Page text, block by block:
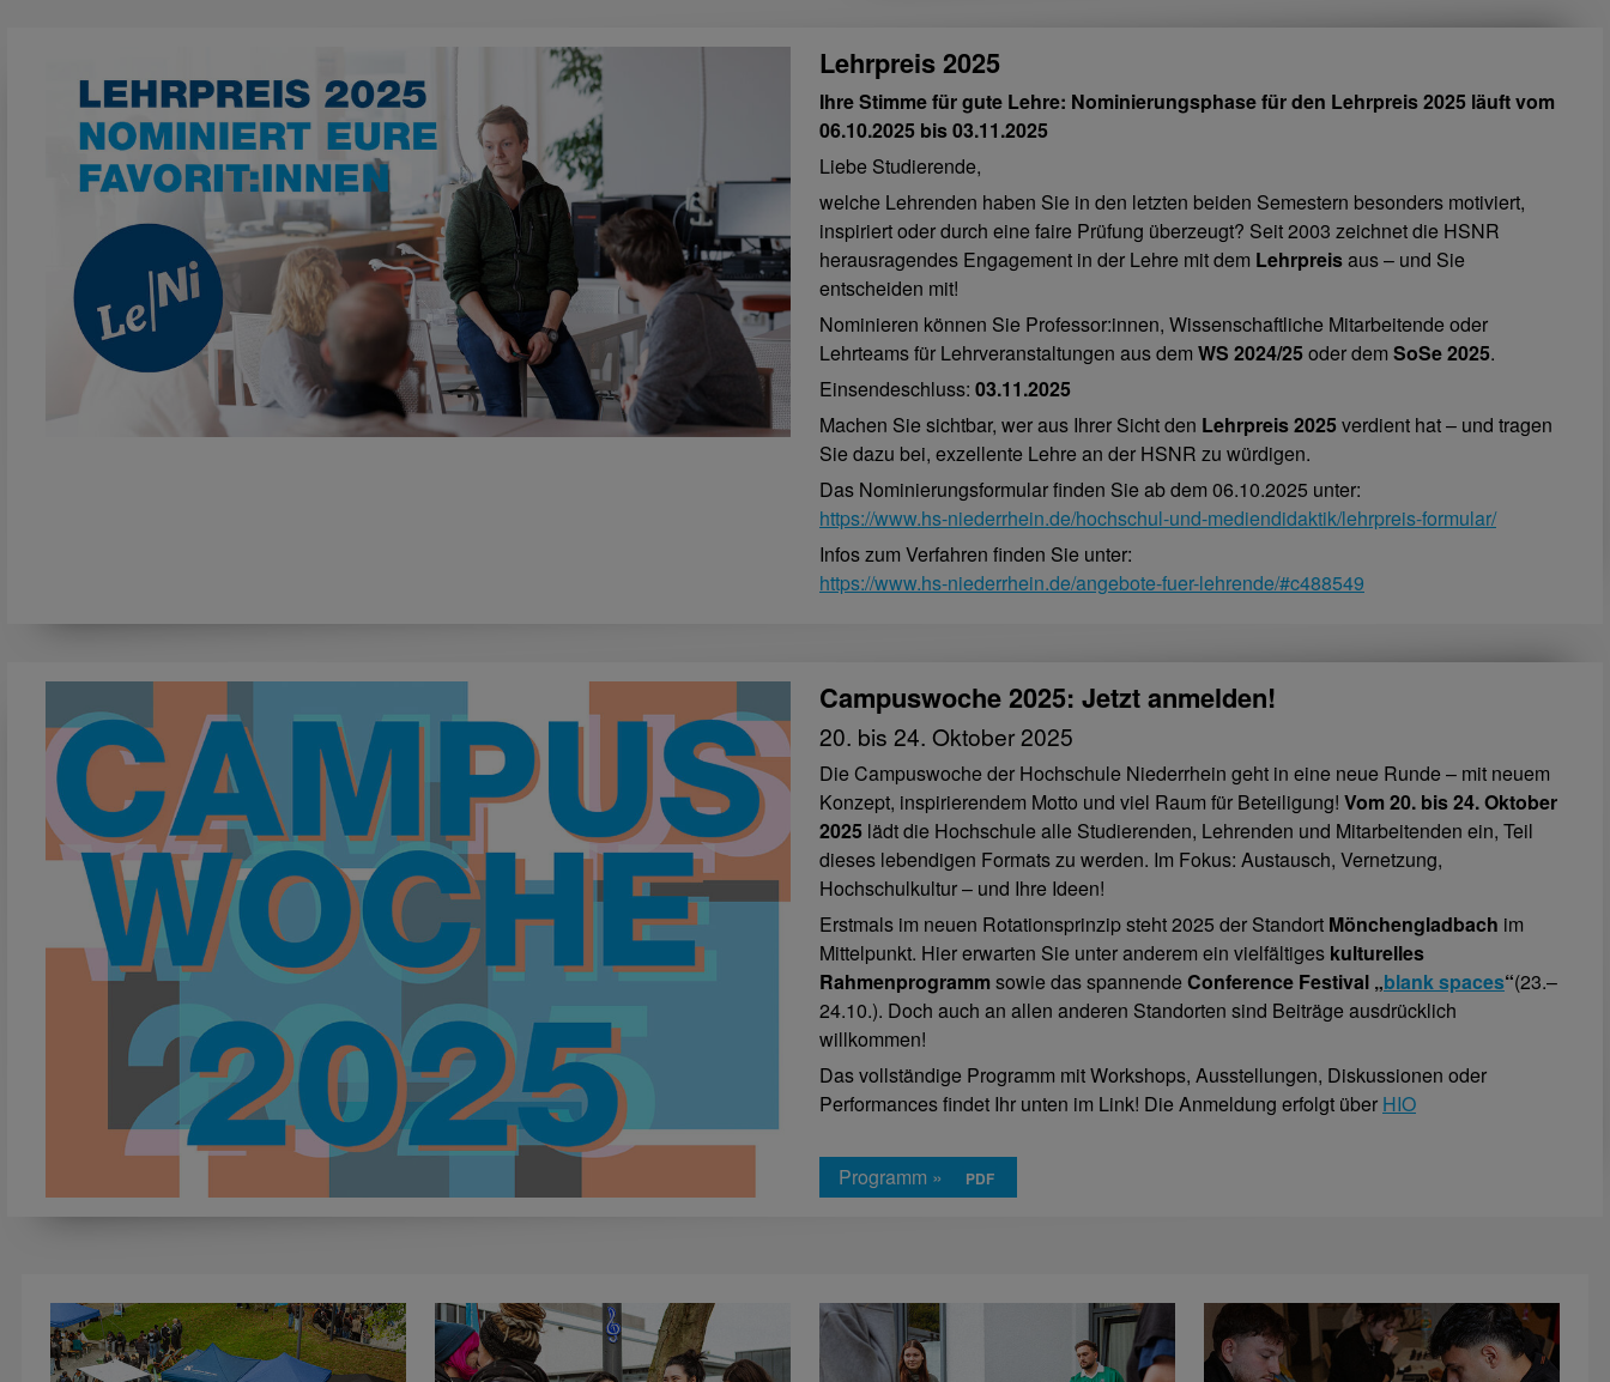
Lehrpreis 2025
Ihre Stimme für gute Lehre: Nominierungsphase für den Lehrpreis 2025 läuft vom
06.10.2025 bis 03.11.2025
Liebe Studierende,
welche Lehrenden haben Sie in den letzten beiden Semestern besonders motiviert,
inspiriert oder durch eine faire Prüfung überzeugt? Seit 2003 zeichnet die HSNR
herausragendes Engagement in der Lehre mit dem Lehrpreisaus – und Sie
entscheiden mit!
Nominieren können Sie Professor:innen, Wissenschaftliche Mitarbeitende oder
Lehrteams für Lehrveranstaltungen aus dem WS 2024/25oder dem SoSe 2025.
Einsendeschluss: 03.11.2025
Machen Sie sichtbar, wer aus Ihrer Sicht den Lehrpreis 2025verdient hat – und tragen
Sie dazu bei, exzellente Lehre an der HSNR zu würdigen.
Das Nominierungsformular finden Sie ab dem 06.10.2025 unter:
https://www.hs-niederrhein.de/hochschul-und-mediendidaktik/lehrpreis-formular/
Infos zum Verfahren finden Sie unter:
https://www.hs-niederrhein.de/angebote-fuer-lehrende/#c488549
Campuswoche 2025: Jetzt anmelden!
20. bis 24. Oktober 2025
Die Campuswoche der Hochschule Niederrhein geht in eine neue Runde – mit neuem
Konzept, inspirierendem Motto und viel Raum für Beteiligung! Vom 20. bis 24. Oktober
2025 lädt die Hochschule alle Studierenden, Lehrenden und Mitarbeitenden ein, Teil
dieses lebendigen Formats zu werden. Im Fokus: Austausch, Vernetzung,
Hochschulkultur – und Ihre Ideen!
Erstmals im neuen Rotationsprinzip steht 2025 der Standort Mönchengladbach im
Mittelpunkt. Hier erwarten Sie unter anderem ein vielfältiges kulturelles
Rahmenprogramm sowie das spannende Conference Festival „blank spaces“(23.–
24.10.). Doch auch an allen anderen Standorten sind Beiträge ausdrücklich
willkommen!
Das vollständige Programm mit Workshops, Ausstellungen, Diskussionen oder
Performances findet Ihr unten im Link! Die Anmeldung erfolgt über HIO
Programm »